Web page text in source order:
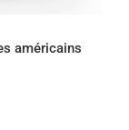
américains